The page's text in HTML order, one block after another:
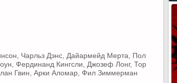
Чарльз Дэнс, Дайармейд Мерта, Пол
Фердинанд Кингсли, Джозеф Лонг, Тор
Гвин, Арки Аломар, Фил Зиммерман